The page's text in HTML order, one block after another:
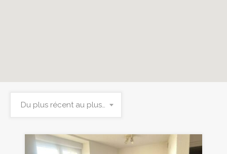
Du plus récent au plus ancien